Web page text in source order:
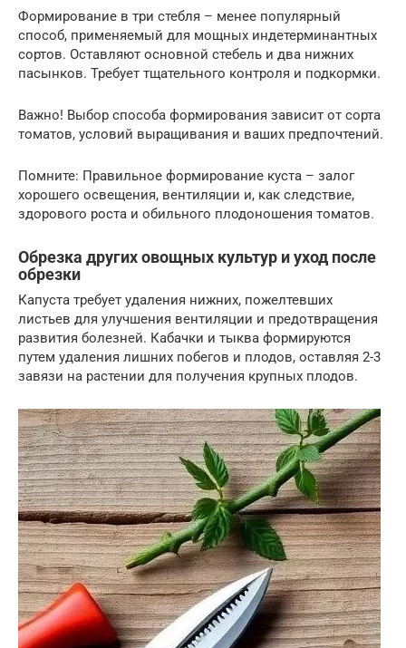
Формирование в три стебля – менее популярный
способ, применяемый для мощных индетерминантных
сортов. Оставляют основной стебель и два нижних
пасынков. Требует тщательного контроля и подкормки.
Важно! Выбор способа формирования зависит от сорта
томатов, условий выращивания и ваших предпочтений.
Помните: Правильное формирование куста – залог
хорошего освещения, вентиляции и, как следствие,
здорового роста и обильного плодоношения томатов.
Обрезка других овощных культур и уход после
обрезки
Капуста требует удаления нижних, пожелтевших
листьев для улучшения вентиляции и предотвращения
развития болезней. Кабачки и тыква формируются
путем удаления лишних побегов и плодов, оставляя 2-3
завязи на растении для получения крупных плодов.